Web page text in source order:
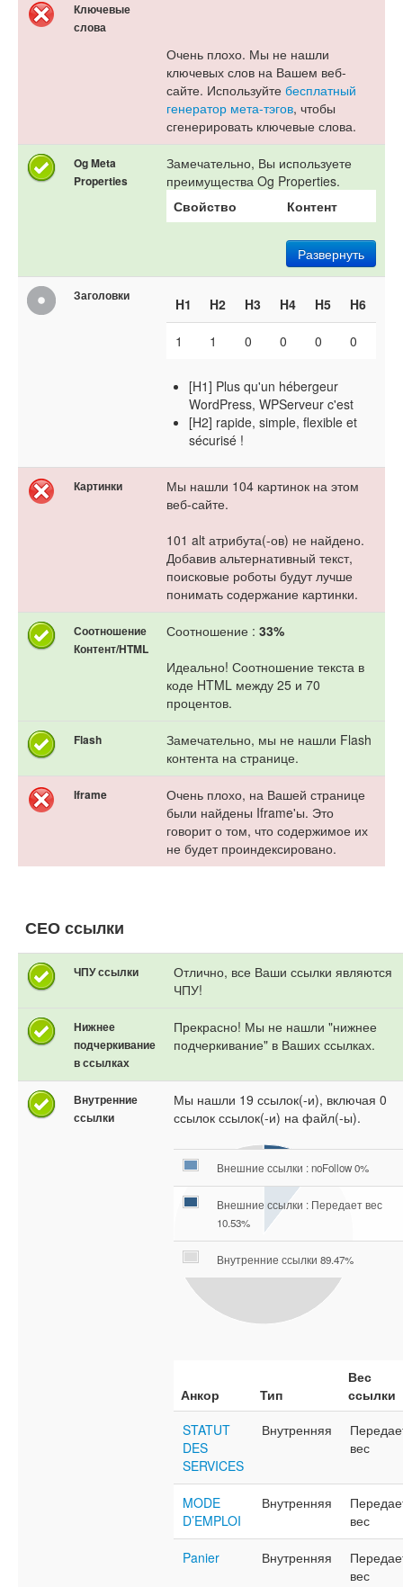
Ключевые
слова
Очень плохо. Мы не нашли
ключевых слов на Вашем веб-
сайте. Используйте бесплатный
генератор мета-тэгов, чтобы
сгенерировать ключевые слова.
Og Meta
Properties
Замечательно, Вы используете
преимущества Og Properties.
Свойство
Контент
Развернуть
Заголовки H1 H2 H3 H4 H5 H6
1 1 0 0 0 0
[H1] Plus qu'un hébergeur
WordPress, WPServeur c'est
[H2] rapide, simple, flexible et
sécurisé !
Картинки
Мы нашли 104 картинок на этом
веб-сайте.
101 alt атрибута(-ов) не найдено.
Добавив альтернативный текст,
поисковые роботы будут лучше
понимать содержание картинки.
Соотношение
Контент/HTML
Соотношение : 33%
Идеально! Соотношение текста в
коде HTML между 25 и 70
процентов.
Flash
Замечательно, мы не нашли Flash
контента на странице.
Iframe
Очень плохо, на Вашей странице
были найдены Iframe'ы. Это
говорит о том, что содержимое их
не будет проиндексировано.
СЕО ссылки
ЧПУ ссылки
Отлично, все Ваши ссылки являются
ЧПУ!
Нижнее
подчеркивание
в ссылках
Прекрасно! Мы не нашли "нижнее
подчеркивание" в Ваших ссылках.
Внутренние
ссылки
Мы нашли 19 ссылок(-и), включая 0
ссылок ссылок(-и) на файл(-ы).
Внешние ссылки : noFollow 0%
Внешние ссылки : Передает вес
10.53%
Внутренние ссылки 89.47%
Анкор Тип
Вес
ссылки
STATUT
DES
SERVICES
Внутренняя
вес
MODE
D’EMPLOI
Внутренняя
вес
Panier Внутренняя
вес